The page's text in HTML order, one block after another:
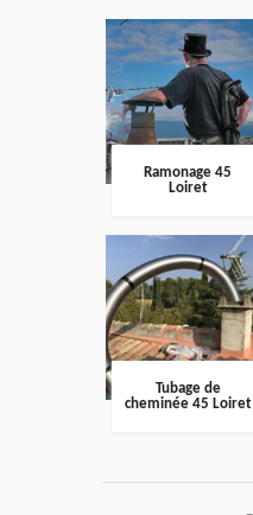
Ramonage 45
Loiret
Tubage de
cheminée 45 Loiret